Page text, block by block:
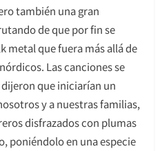
también una gran
de que por fin se
metal que fuera más allá de
Las canciones se
que iniciarían un
y a nuestras familias,
disfrazados con plumas
poniéndolo en una especie